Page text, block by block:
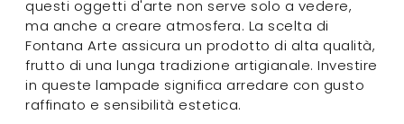
questi oggetti d'arte non serve solo a vedere,
ma anche a creare atmosfera. La scelta di
Fontana Arte assicura un prodotto di alta qualità,
frutto di una lunga tradizione artigianale. Investire
in queste lampade significa arredare con gusto
raffinato e sensibilità estetica.